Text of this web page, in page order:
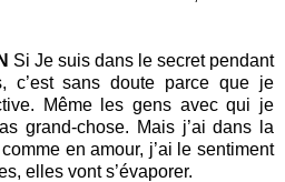
Si Je suis dans le secret pendant
c’est sans doute parce que je
Même les gens avec qui je
grand-chose. Mais j’ai dans la
en amour, j’ai le sentiment
elles vont s’évaporer.